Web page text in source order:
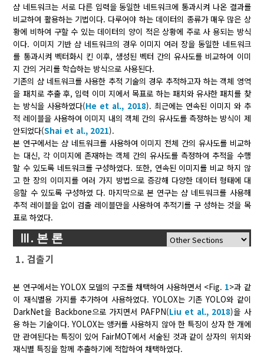
샴 네트워크는 서로 다른 입력을 동일한 네트워크에 통과시켜 나온 결과를
비교하여 활용하는 기법이다. 다루어야 하는 데이터의 종류가 매우 많은 상
황에 비하여 구할 수 있는 데이터의 양이 적은 상황에 주로 사 용되는 방식
이다. 이미지 기반 샴 네트워크의 경우 이미지 여러 장을 동일한 네트워크
를 통과시켜 벡터화시 킨 이후, 생성된 벡터 간의 유사도를 비교하여 이미
지 간의 거리를 학습하는 방식으로 사용된다.
기존의 샴 네트워크를 사용한 추적 기술의 경우 추적하고자 하는 객체 영역
을 패치로 추출 후, 입력 이미 지에서 목표로 하는 패치와 유사한 패치를 찾
는 방식을 사용하였다(He et al., 2018). 최근에는 연속된 이미지 와 추
적 레이블을 사용하여 이미지 내의 객체 간의 유사도를 측정하는 방식이 제
안되었다(Shai et al., 2021).
본 연구에서는 샴 네트워크를 사용하여 이미지 전체 간의 유사도를 비교하
는 대신, 각 이미지에 존재하는 객체 간의 유사도를 측정하여 추적을 수행
할 수 있도록 네트워크를 구성하였다. 또한, 연속된 이미지를 비교 하지 않
고 한 장의 이미지를 여러 가지 방법으로 증강해 다양한 데이터 형태에 대
응할 수 있도록 구성하였 다. 마지막으로 본 연구는 샴 네트워크를 사용해
추적 레이블을 없이 검출 레이블만을 사용하여 추적기를 구 성하는 것을 목
표로 하였다.
Ⅲ. 본 론
1. 검출기
본 연구에서는 YOLOX 모델의 구조를 채택하여 사용하면서 <Fig. 1>과 같
이 재식별용 가지를 추가하여 사용하였다. YOLOX는 기존 YOLO와 같이
DarkNet을 Backbone으로 가지면서 PAFPN(Liu et al., 2018)을 사
용 하는 기술이다. YOLOX는 앵커를 사용하지 않아 한 특징이 상자 한 개에
만 관여된다는 특징이 있어 FairMOT에서 서술된 것과 같이 상자의 위치와
재식별 특징을 함께 추출하기에 적합하여 채택하였다.